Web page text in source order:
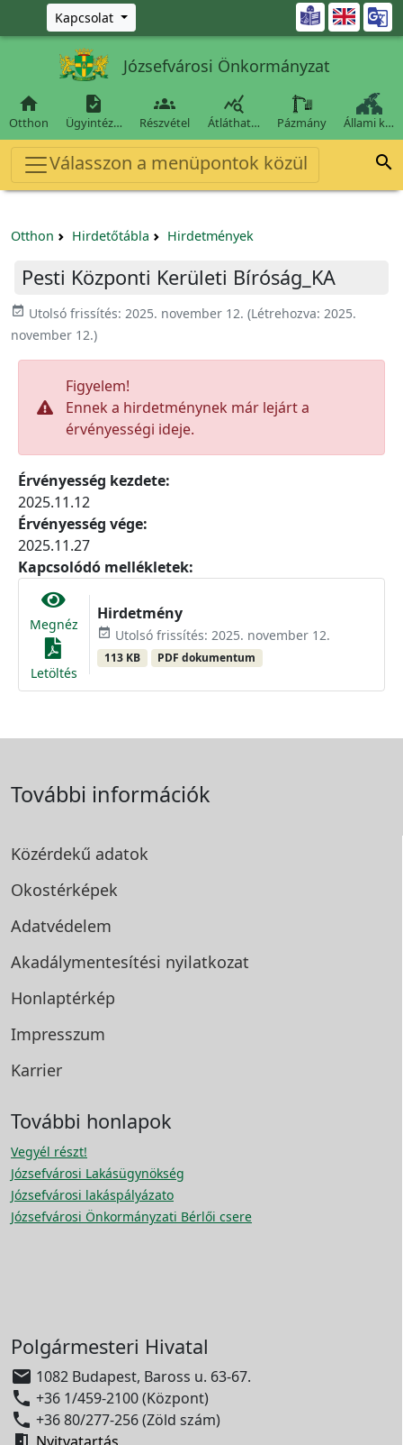
Ugrás a fő tartalomra
Kapcsolat 
Józsefvárosi Önkormányzat

Otthon

Ügyintéz…

Részvétel

Átláthat… Pázmány Állami k…
Válasszon a menüpontok közül 
Otthon Hirdetőtábla Hirdetmények
Pesti Központi Kerületi Bíróság_KA
event_available Utolsó frissítés: 2025. november 12. (Létrehozva: 2025.
november 12.)
Figyelem!
Ennek a hirdetménynek már lejárt a
érvényességi ideje.
Érvényesség kezdete:
2025.11.12
Érvényesség vége:
2025.11.27
Kapcsolódó mellékletek:
Megnéz
Letöltés
Hirdetmény
event_available Utolsó frissítés: 2025. november 12.
113 KB PDF dokumentum
További információk
Közérdekű adatok
Okostérképek
Adatvédelem
Akadálymentesítési nyilatkozat
Honlaptérkép
Impresszum
Karrier
További honlapok
Vegyél részt!
Józsefvárosi Lakásügynökség
Józsefvárosi lakáspályázato
Józsefvárosi Önkormányzati Bérlői csere
Polgármesteri Hivatal
 1082 Budapest, Baross u. 63-67.
 +36 1/459-2100 (Központ)
 +36 80/277-256 (Zöld szám)